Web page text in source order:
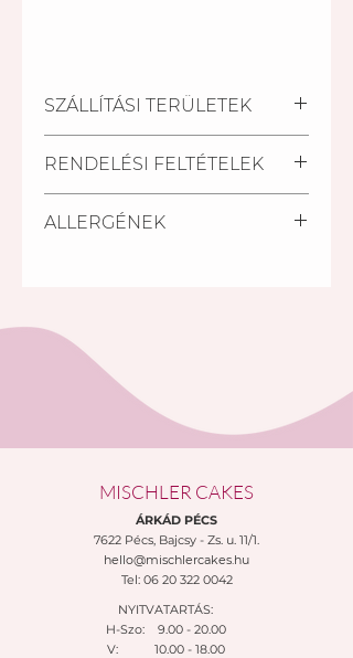
SZÁLLÍTÁSI TERÜLETEK
Pécs, Kozármisleny, Keszü,
Pellérd
Személyes átvétel:
szintjén az INTERSPAR-ral
szemben).
RENDELÉSI FELTÉTELEK
megrendelés beérkezésétől
tortáink közül S.O.S torta
megjelölésű tortáink közül.
A rendelés minimális összege:
5 000 Ft. (5000,-Ft rendelési
összeget el nem érő
választható a házhoz szállítási
szolgáltatás)
Megrendeléséről minden
esetben visszaigazolást
küldünk a megadott e-mail
címre. A megrendelés
ellenértéken kiegyenlítése a
kiállítás napján esedékes, és az
ALLERGÉNEK
MISCHLER CAKES
ÁRKÁD PÉCS
7622 Pécs, Bajcsy - Zs. u. 11/1.
hello@mischlercakes.hu
Tel: 06 20 322 0042
NYITVATARTÁS:
H-Szo: 9.00 - 20.00
V: 10.00 - 18.00